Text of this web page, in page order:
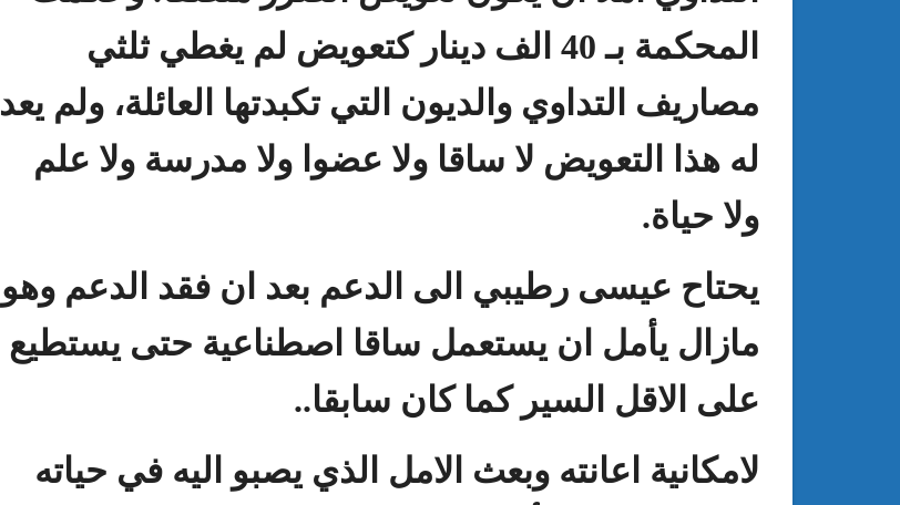
المحكمة بـ 40 الف دينار كتعويض لم يغطي ثلثي
مصاريف التداوي والديون التي تكبدتها العائلة، ولم يعد
له هذا التعويض لا ساقا ولا عضوا ولا مدرسة ولا علم
ولا حياة.
يحتاح عيسى رطيبي الى الدعم بعد ان فقد الدعم وهو
مازال يأمل ان يستعمل ساقا اصطناعية حتى يستطيع
على الاقل السير كما كان سابقا..
لامكانية اعانته وبعث الامل الذي يصبو اليه في حياته